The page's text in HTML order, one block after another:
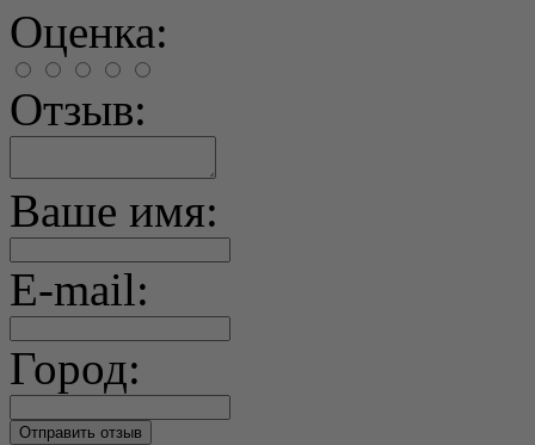
Оценка:
Отзыв:
Ваше имя:
E-mail:
Город: